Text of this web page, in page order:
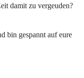
damit zu vergeuden?
bin gespannt auf eure